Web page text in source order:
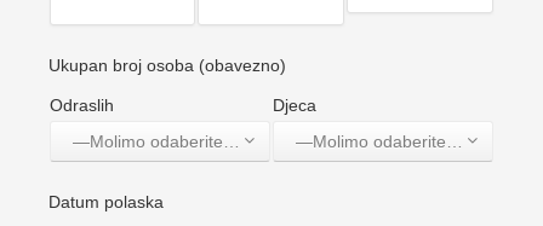
Ukupan broj osoba (obavezno)
Odraslih
—Molimo odaberite jednu opciju—
Djeca
—Molimo odaberite jednu opciju—
Datum polaska